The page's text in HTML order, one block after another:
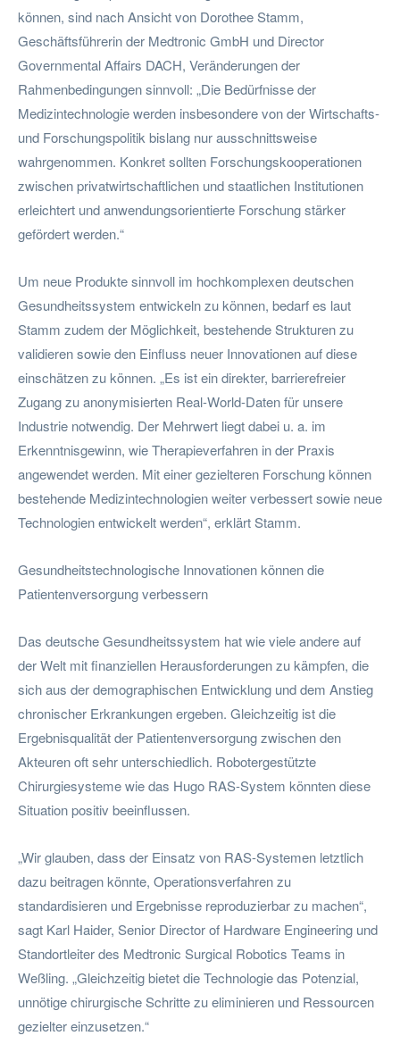
können, sind nach Ansicht von Dorothee Stamm,
Geschäftsführerin der Medtronic GmbH und Director
Governmental Affairs DACH, Veränderungen der
Rahmenbedingungen sinnvoll: „Die Bedürfnisse der
Medizintechnologie werden insbesondere von der Wirtschafts-
und Forschungspolitik bislang nur ausschnittsweise
wahrgenommen. Konkret sollten Forschungskooperationen
zwischen privatwirtschaftlichen und staatlichen Institutionen
erleichtert und anwendungsorientierte Forschung stärker
gefördert werden.“
Um neue Produkte sinnvoll im hochkomplexen deutschen
Gesundheitssystem entwickeln zu können, bedarf es laut
Stamm zudem der Möglichkeit, bestehende Strukturen zu
validieren sowie den Einfluss neuer Innovationen auf diese
einschätzen zu können. „Es ist ein direkter, barrierefreier
Zugang zu anonymisierten Real-World-Daten für unsere
Industrie notwendig. Der Mehrwert liegt dabei u. a. im
Erkenntnisgewinn, wie Therapieverfahren in der Praxis
angewendet werden. Mit einer gezielteren Forschung können
bestehende Medizintechnologien weiter verbessert sowie neue
Technologien entwickelt werden“, erklärt Stamm.
Gesundheitstechnologische Innovationen können die
Patientenversorgung verbessern
Das deutsche Gesundheitssystem hat wie viele andere auf
der Welt mit finanziellen Herausforderungen zu kämpfen, die
sich aus der demographischen Entwicklung und dem Anstieg
chronischer Erkrankungen ergeben. Gleichzeitig ist die
Ergebnisqualität der Patientenversorgung zwischen den
Akteuren oft sehr unterschiedlich. Robotergestützte
Chirurgiesysteme wie das Hugo RAS-System könnten diese
Situation positiv beeinflussen.
„Wir glauben, dass der Einsatz von RAS-Systemen letztlich
dazu beitragen könnte, Operationsverfahren zu
standardisieren und Ergebnisse reproduzierbar zu machen“,
sagt Karl Haider, Senior Director of Hardware Engineering und
Standortleiter des Medtronic Surgical Robotics Teams in
Weßling. „Gleichzeitig bietet die Technologie das Potenzial,
unnötige chirurgische Schritte zu eliminieren und Ressourcen
gezielter einzusetzen.“